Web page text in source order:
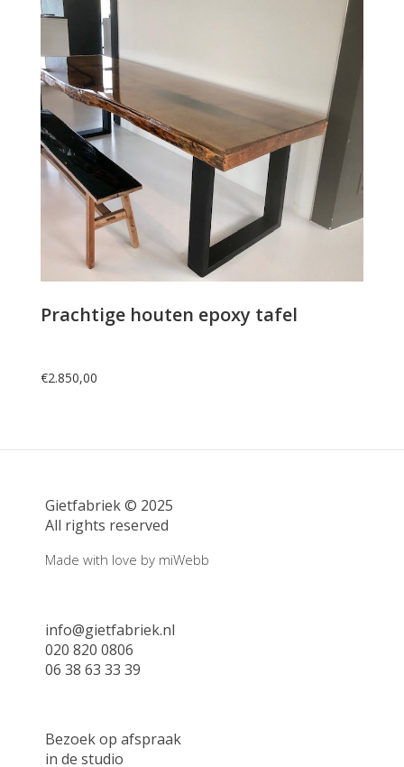
LEES VERDER
Prachtige houten epoxy tafel
€2.850,00
Gietfabriek © 2025
All rights reserved
Made with love by miWebb
info@gietfabriek.nl
020 820 0806
06 38 63 33 39
Bezoek op afspraak
in de studio